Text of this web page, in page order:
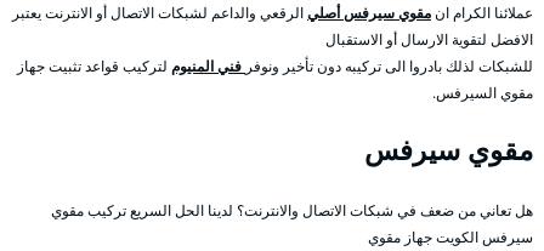
عملائنا الكرام انمقوي سيرفس أصليالرقعي والداعم لشبكات الاتصال أو الانترنت يعتبر
الافضل لتقوية الارسال أو الاستقبال
للشبكات لذلك بادروا الى تركيبه دون تأخير ونوفر فني المنيوم لتركيب قواعد تثبيت جهاز
مقوي السيرفس.
مقوي سيرفس
هل تعاني من ضعف في شبكات الاتصال والانترنت؟ لدينا الحل السريع تركيب مقوي
سيرفس الكويت جهاز مقوي